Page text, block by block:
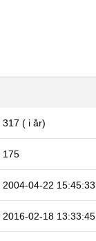
317 ( i år)
175
2004-04-22 15:45:33
2016-02-18 13:33:45